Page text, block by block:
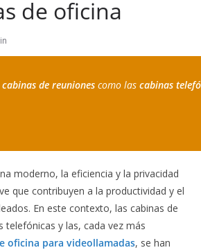
de oficina
cabinas de reuniones como las cabinas
moderno, la eficiencia y la privacidad
que contribuyen a la productividad y el
En este contexto, las cabinas de
telefónicas y las, cada vez más
oficina para videollamadas, se han